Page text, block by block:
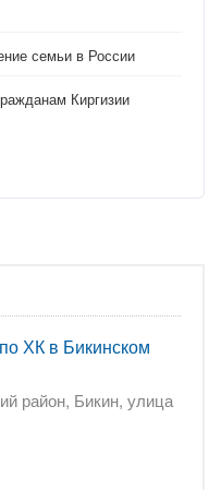
семьи в России
Киргизии
ХК в Бикинском
район, Бикин, улица